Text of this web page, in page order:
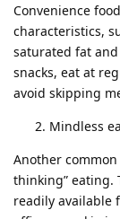
Convenience
characteristics,
saturated fat
snacks, eat at
avoid skipping
Mindless
Another
thinking” eating.
readily available